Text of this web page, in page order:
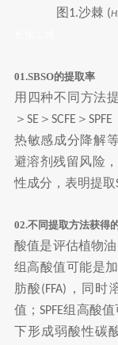
图 1.沙棘 (
01.SBSO的提取率
用四种不同方法
＞ SE ＞ SCFE ＞ SPFE
热敏感成分降解
避溶剂残留风险
性成分，表明提取
02.不同提取方法获得
酸值是评估植物
组高酸值可能是
肪酸(FFA)
，同时
值；SPFE组高酸值
下形成弱酸性碳